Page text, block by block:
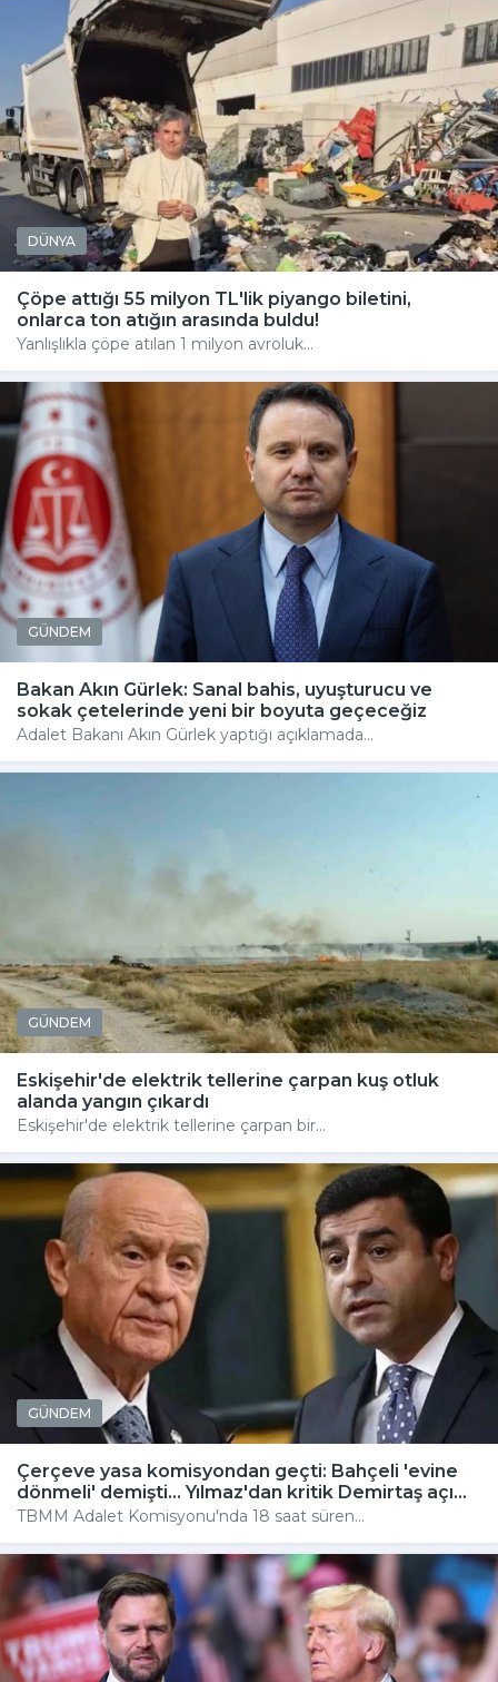
DÜNYA
Çöpe attığı 55 milyon TL'lik piyango biletini,
onlarca ton atığın arasında buldu!
Yanlışlıkla çöpe atılan 1 milyon avroluk...
GÜNDEM
Bakan Akın Gürlek: Sanal bahis, uyuşturucu ve
sokak çetelerinde yeni bir boyuta geçeceğiz
Adalet Bakanı Akın Gürlek yaptığı açıklamada...
GÜNDEM
Eskişehir'de elektrik tellerine çarpan kuş otluk
alanda yangın çıkardı
Eskişehir'de elektrik tellerine çarpan bir...
GÜNDEM
Çerçeve yasa komisyondan geçti: Bahçeli 'evine
dönmeli' demişti... Yılmaz'dan kritik Demirtaş açı...
TBMM Adalet Komisyonu'nda 18 saat süren...